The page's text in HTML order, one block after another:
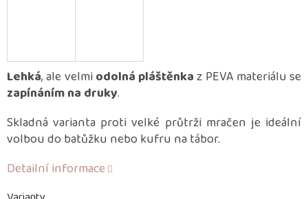
Lehká, ale velmiodolná pláštěnkaz PEVA materiálu se
zapínáním na druky.
Skladná varianta proti velké průtrži mračen je ideální
volbou do batůžku nebo kufru na tábor.
Detailní informace